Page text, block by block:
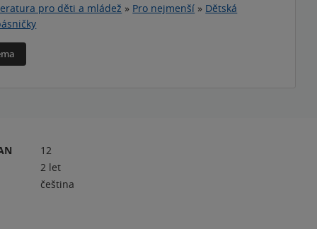
pro děti a mládež » Pro nejmenší » Dětská
12
2 let
čeština